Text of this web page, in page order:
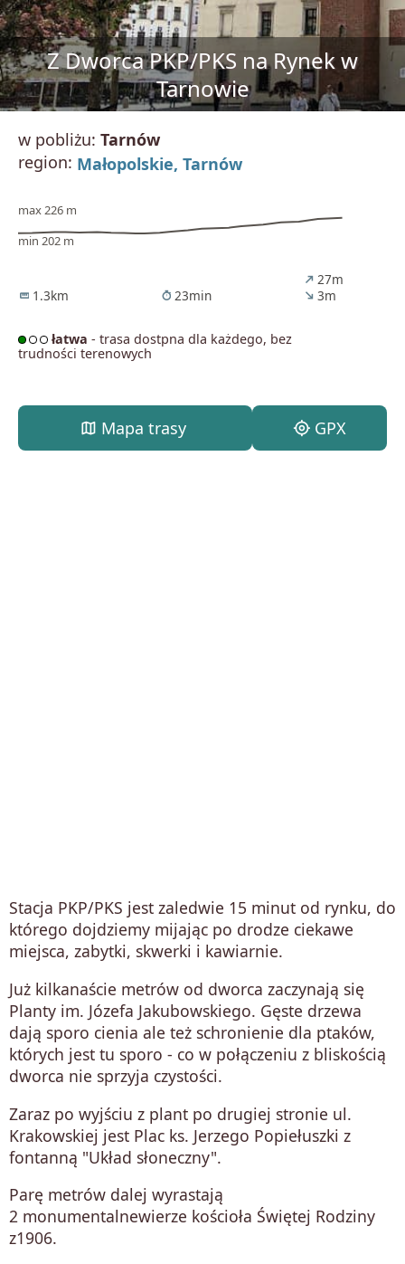
Z Dworca PKP/PKS na Rynek w
Tarnowie
w pobliżu: Tarnów
region: Małopolskie, Tarnów
max 226 m
min 202 m
straighten 1.3km timer 23min
north_east27m
south_east3m
łatwa - trasa dostpna dla każdego, bez
trudności terenowych
map Mapa trasy my_location GPX
Stacja PKP/PKS jest zaledwie 15 minut od rynku, do
którego dojdziemy mijając po drodze ciekawe
miejsca, zabytki, skwerki i kawiarnie.
Już kilkanaście metrów od dworca zaczynają się
Planty im. Józefa Jakubowskiego. Gęste drzewa
dają sporo cienia ale też schronienie dla ptaków,
których jest tu sporo - co w połączeniu z bliskością
dworca nie sprzyja czystości.
Zaraz po wyjściu z plant po drugiej stronie ul.
Krakowskiej jest Plac ks. Jerzego Popiełuszki z
fontanną "Układ słoneczny".
Parę metrów dalej wyrastają
2 monumentalnewierze kościoła Świętej Rodziny
z1906.